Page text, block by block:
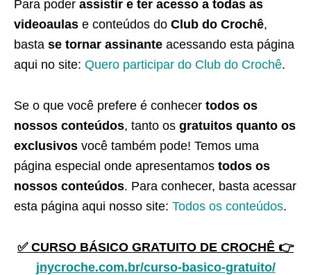
Para poder assistir e ter acesso a todas as
videoaulas e conteúdos do Club do Crochê,
basta se tornar assinante acessando esta página
aqui no site: Quero participar do Club do Crochê.
Se o que você prefere é conhecer todos os
nossos conteúdos, tanto os gratuitos quanto os
exclusivos você também pode! Temos uma
página especial onde apresentamos todos os
nossos conteúdos. Para conhecer, basta acessar
esta página aqui nosso site: Todos os conteúdos.
✅ CURSO BÁSICO GRATUITO DE CROCHÊ 👉
jnycroche.com.br/curso-basico-gratuito/